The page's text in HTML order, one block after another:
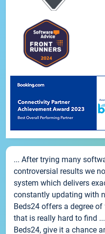
... After trying many
controversial results we
system which delivers
constantly updating with
Beds24 offers a degree
that is really hard to find
Beds24, give it a chance